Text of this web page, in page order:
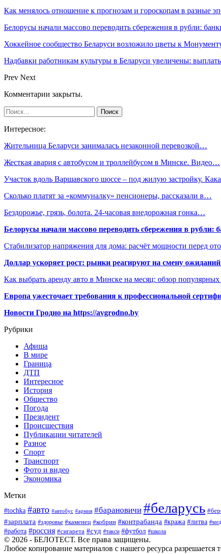
Как менялось отношение к прогнозам и гороскопам в разные
Белорусы начали массово переводить сбережения в рубли:
Хоккейное сообщество Беларуси возложило цветы к
Надбавки работникам культуры в Беларуси увеличены:
Prev Next
Комментарии закрыты.
Интересное:
Жительница Беларуси занималась незаконной перевозкой…
Жесткая авария с автобусом и троллейбусом в Минске. Видео…
Участок вдоль Варшавского шоссе – под жилую застройку.
Сколько платят за «коммуналку» пенсионеры, рассказали в…
Бездорожье, грязь, болота. 24-часовая внедорожная гонка…
Белорусы начали массово переводить сбережения в рубли:
Стабилизатор напряжения для дома: расчёт мощности перед
Доллар ускоряет рост: рынки реагируют на смену
Как выбрать аренду авто в Минске на месяц: обзор
Европа ужесточает требования к профессиональной
Новости Гродно на https://avgrodno.by
Рубрики
Афиша
В мире
Граница
ДТП
Интересное
История
Общество
Погода
Президент
Происшествия
Публикации читателей
Разное
Спорт
Транспорт
Фото и видео
Экономика
Метки
#tochka #авто #автобус #армия #барановичи #беларусь
#зарплата #здоровье #каменец #кобрин #контрабанда #кража #литва
#работа #россия #сигарета #суд #такси #футбол #школа
© 2026 - БЕЛОТЕСТ. Все права защищены.
Любое копирование материалов с нашего ресурса разрешается